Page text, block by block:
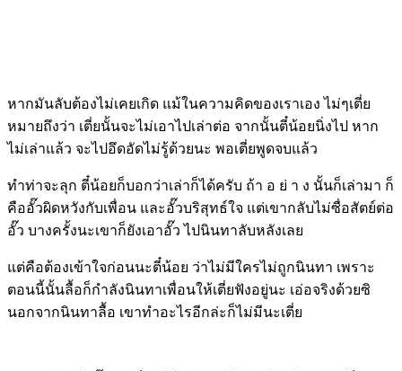
หากมันลับต้องไม่เคยเกิด แม้ในความคิดของเราเอง ไม่ๆเตี่ย
หมายถึงว่า เตี่ยนั้นจะไม่เอาไปเล่าต่อ จากนั้นตี๋น้อยนิ่งไป หาก
ไม่เล่าแล้ว จะไปอึดอัดไม่รู้ด้วยนะ พอเตี่ยพูดจบแล้ว
ทำท่าจะลุก ตี๋น้อยก็บอกว่าเล่าก็ได้ครับ ถ้า อ ย่ า ง นั้นก็เล่ามา ก็
คืออั๊วผิดหวังกับเพื่อน และอั๊วบริสุทธ์ใจ แต่เขากลับไม่ซื่อสัตย์ต่อ
อั๊ว บางครั้งนะเขาก็ยังเอาอั๊ว ไปนินทาลับหลังเลย
แต่คือต้องเข้าใจก่อนนะตี๋น้อย ว่าไม่มีใครไม่ถูกนินทา เพราะ
ตอนนี้นั้นลื้อก็กำลังนินทาเพื่อนให้เตี่ยฟังอยู่นะ เอ่อจริงด้วยซิ
นอกจากนินทาลื้อ เขาทำอะไรอีกล่ะก็ไม่มีนะเตี่ย